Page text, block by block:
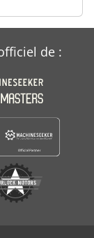
de :